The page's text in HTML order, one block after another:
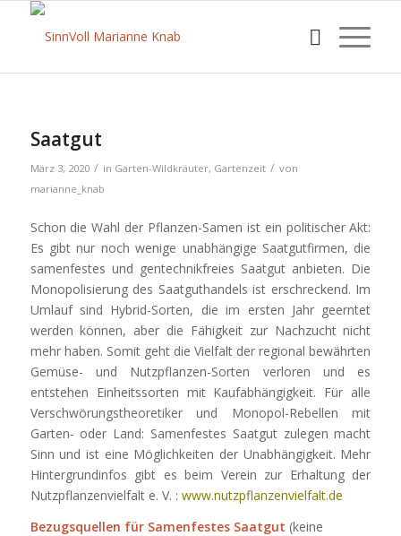
Saatgut
März 3, 2020 / in Garten-Wildkräuter, Gartenzeit / von
marianne_knab
Schon die Wahl der Pflanzen-Samen ist ein politischer Akt:
Es gibt nur noch wenige unabhängige Saatgutfirmen, die
samenfestes und gentechnikfreies Saatgut anbieten. Die
Monopolisierung des Saatguthandels ist erschreckend. Im
Umlauf sind Hybrid-Sorten, die im ersten Jahr geerntet
werden können, aber die Fähigkeit zur Nachzucht nicht
mehr haben. Somit geht die Vielfalt der regional bewährten
Gemüse- und Nutzpflanzen-Sorten verloren und es
entstehen Einheitssorten mit Kaufabhängigkeit. Für alle
Verschwörungstheoretiker und Monopol-Rebellen mit
Garten- oder Land: Samenfestes Saatgut zulegen macht
Sinn und ist eine Möglichkeiten der Unabhängigkeit. Mehr
Hintergrundinfos gibt es beim Verein zur Erhaltung der
Nutzpflanzenvielfalt e. V. : www.nutzpflanzenvielfalt.de
Bezugsquellen für Samenfestes Saatgut (keine